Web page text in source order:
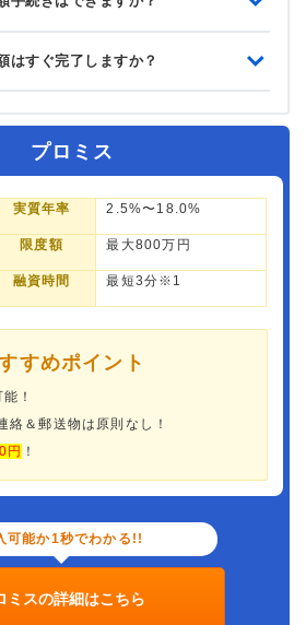
はすぐ完了しますか？
プロミス
実質年率 2.5%〜18.0%
限度額 最大800万円
融資時間 最短3分※1
すめポイント
！
絡＆郵送物は原則なし！
円 ！
可能か1秒でわかる!!
ミスの詳細はこちら